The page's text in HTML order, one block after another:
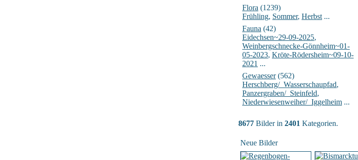
Flora (1239)
Frühling, Sommer, Herbst ...
Fauna (42)
Eidechsen~29-09-2025,
Weinbergschnecke-Gönnheim~01-
05-2023, Kröte-Rödersheim~09-10-
2021 ...
Gewaesser(562)
Herschberg/_Wasserschaupfad,
Panzergraben/_Steinfeld,
Niederwiesenweiher/_Iggelheim ...
8677 Bilder in 2401 Kategorien.
Neue Bilder